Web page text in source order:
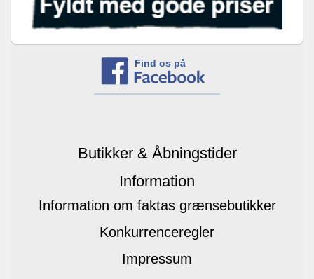
Find os på
Butikker & Åbningstider
Information
Information om faktas grænsebutikker
Konkurrenceregler
Impressum